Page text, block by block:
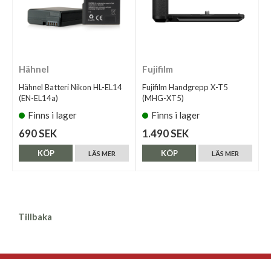
Hähnel
Hähnel Batteri Nikon HL-EL14
(EN-EL14a)
Finns i lager
690 SEK
LÄS MER
KÖP
Fujifilm
Fujifilm Handgrepp X-T5
(MHG-XT5)
Finns i lager
1.490 SEK
LÄS MER
KÖP
Tillbaka